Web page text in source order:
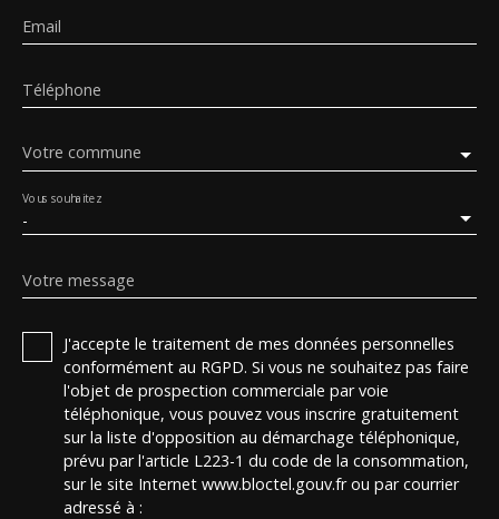
Email
Téléphone
Votre commune
-
Vous souhaitez
Votre message
J'accepte le traitement de mes données personnelles
conformément au RGPD. Si vous ne souhaitez pas faire
l'objet de prospection commerciale par voie
téléphonique, vous pouvez vous inscrire gratuitement
sur la liste d'opposition au démarchage téléphonique,
prévu par l'article L223-1 du code de la consommation,
sur le site Internet www.bloctel.gouv.fr ou par courrier
adressé à :